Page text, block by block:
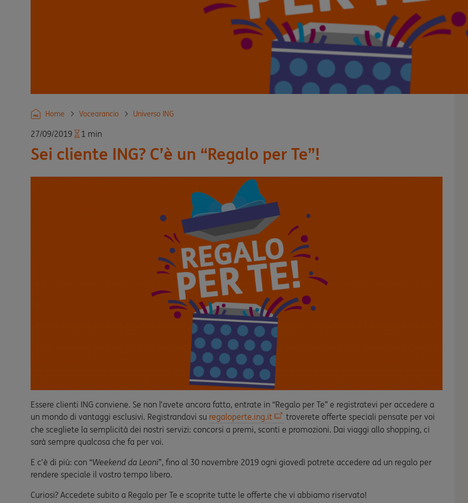
Home Vocearancio Universo ING
27/09/2019 1 min
Sei cliente ING? C’è un “Regalo per Te”!
Essere clienti ING conviene. Se non l’avete ancora fatto, entrate in “Regalo per Te” e registratevi per accedere a
un mondo di vantaggi esclusivi. Registrandovi su regaloperte.ing.it
troverete offerte speciali pensate per voi
che scegliete la semplicità dei nostri servizi: concorsi a premi, sconti e promozioni. Dai viaggi allo shopping, ci
sarà sempre qualcosa che fa per voi.
E c’è di più: con “Weekend da Leoni”, fino al 30 novembre 2019 ogni giovedì potrete accedere ad un regalo per
rendere speciale il vostro tempo libero.
Curiosi? Accedete subito a Regalo per Te e scoprite tutte le offerte che vi abbiamo riservato!